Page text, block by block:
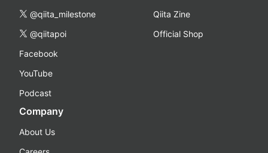
@qiita_milestone
@qiitapoi
Facebook
YouTube
Podcast
Qiita Zine
Official Shop
Company
About Us